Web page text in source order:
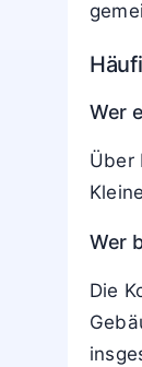
Wer
Über
Wer
Die